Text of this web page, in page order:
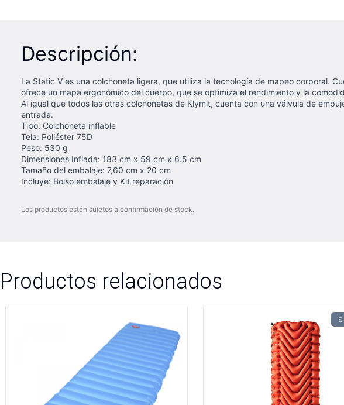
Descripción:
La Static V es una colchoneta ligera, que utiliza la tecnología de mapeo corporal.
ofrece un mapa ergonómico del cuerpo, que se optimiza el rendimiento y la
Al igual que todos las otras colchonetas de Klymit, cuenta con una válvula de
entrada.
Tipo: Colchoneta inflable
Tela: Poliéster 75D
Peso: 530 g
Dimensiones Inflada: 183 cm x 59 cm x 6.5 cm
Tamaño del embalaje: 7,60 cm x 20 cm
Incluye: Bolso embalaje y Kit reparación
Los productos están sujetos a confirmación de stock.
Productos relacionados